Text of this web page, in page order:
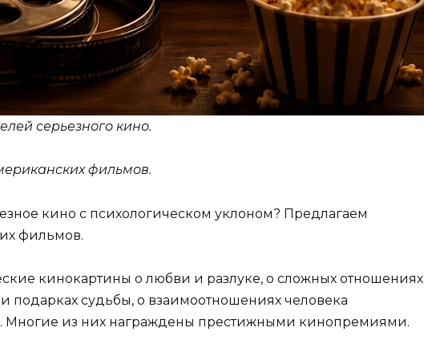
серьезного кино.
фильмов.
кино с психологическом уклоном? Предлагаем
фильмов.
кинокартины о любви и разлуке, о сложных отношениях
подарках судьбы, о взаимоотношениях человека
из них награждены престижными кинопремиями.